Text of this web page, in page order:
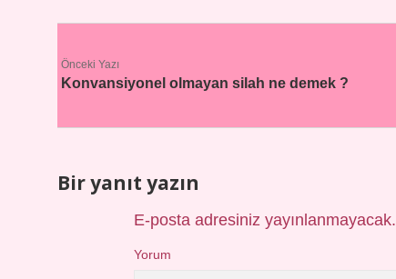
Önceki Yazı
Konvansiyonel olmayan silah ne demek ?
Bir yanıt yazın
E-posta adresiniz yayınlanmayacak.
Yorum